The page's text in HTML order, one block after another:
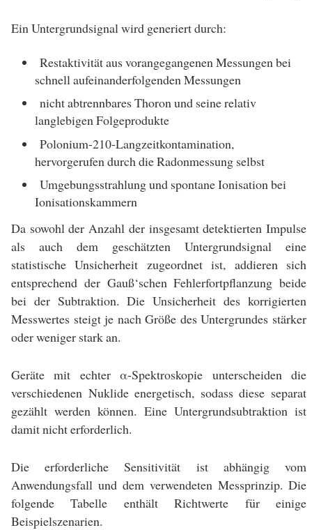
Ein Untergrundsignal wird generiert durch:
Restaktivität aus vorangegangenen Messungen bei
schnell aufeinanderfolgenden Messungen
nicht abtrennbares Thoron und seine relativ
langlebigen Folgeprodukte
Polonium-210-Langzeitkontamination,
hervorgerufen durch die Radonmessung selbst
Umgebungsstrahlung und spontane Ionisation bei
Ionisationskammern
Da sowohl der Anzahl der insgesamt detektierten Impulse
als auch dem geschätzten Untergrundsignal eine
statistische Unsicherheit zugeordnet ist, addieren sich
entsprechend der Gauß‘schen Fehlerfortpflanzung beide
bei der Subtraktion. Die Unsicherheit des korrigierten
Messwertes steigt je nach Größe des Untergrundes stärker
oder weniger stark an.
Geräte mit echter α-Spektroskopie unterscheiden die
verschiedenen Nuklide energetisch, sodass diese separat
gezählt werden können. Eine Untergrundsubtraktion ist
damit nicht erforderlich.
Die erforderliche Sensitivität ist abhängig vom
Anwendungsfall und dem verwendeten Messprinzip. Die
folgende Tabelle enthält Richtwerte für einige
Beispielszenarien.